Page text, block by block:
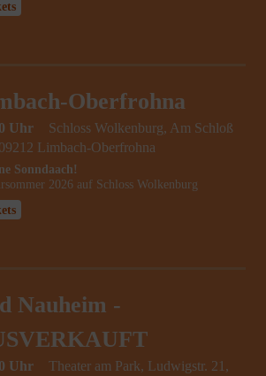
Oberfrohna
Uhr
Schloss Wolkenburg, Am Schloß
Limbach-Oberfrohna
Sonndaach!
2026 auf Schloss Wolkenburg
Nauheim -
Uhr
Theater am Park, Ludwigstr. 21,